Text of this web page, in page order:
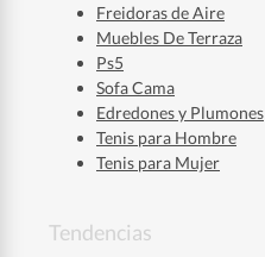
Freidoras de Aire
Muebles De Terraza
Ps5
Sofa Cama
Edredones y Plumones
Tenis para Hombre
Tenis para Mujer
Tendencias